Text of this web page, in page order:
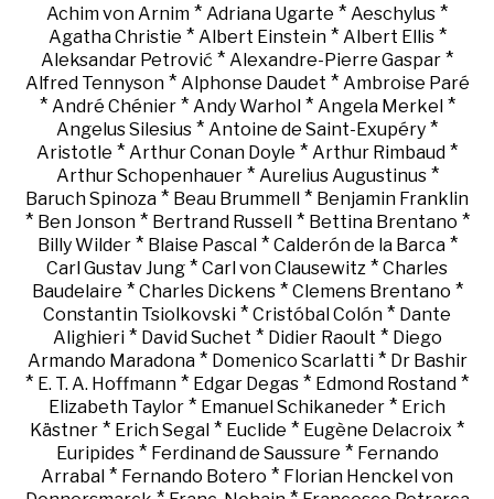
Achim von Arnim * Adriana Ugarte * Aeschylus *
Agatha Christie * Albert Einstein* Albert Ellis*
Aleksandar Petrović * Alexandre-Pierre Gaspar *
Alfred Tennyson* Alphonse Daudet * Ambroise Paré
* André Chénier* Andy Warhol * Angela Merkel *
Angelus Silesius * Antoine de Saint-Exupéry *
Aristotle * Arthur Conan Doyle * Arthur Rimbaud *
Arthur Schopenhauer* Aurelius Augustinus*
Baruch Spinoza * Beau Brummell * Benjamin Franklin
* Ben Jonson* Bertrand Russell * Bettina Brentano *
Billy Wilder* Blaise Pascal* Calderón de la Barca*
Carl Gustav Jung * Carl von Clausewitz * Charles
Baudelaire * Charles Dickens* Clemens Brentano *
Constantin Tsiolkovski * Cristóbal Colón * Dante
Alighieri* David Suchet * Didier Raoult * Diego
Armando Maradona* Domenico Scarlatti* Dr Bashir
* E. T. A. Hoffmann * Edgar Degas * Edmond Rostand *
Elizabeth Taylor * Emanuel Schikaneder * Erich
Kästner * Erich Segal * Euclide * Eugène Delacroix *
Euripides* Ferdinand de Saussure * Fernando
Arrabal * Fernando Botero * Florian Henckel von